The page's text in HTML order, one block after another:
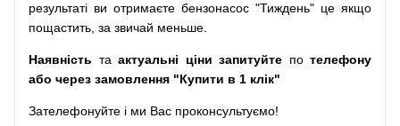
результаті ви отримаєте бензонасос "Тиждень" це якщо
пощастить, за звичай меньше.
Наявність та актуальні ціни запитуйте по телефону
або через замовлення "Купити в 1 клік"
Зателефонуйте і ми Вас проконсультуємо!